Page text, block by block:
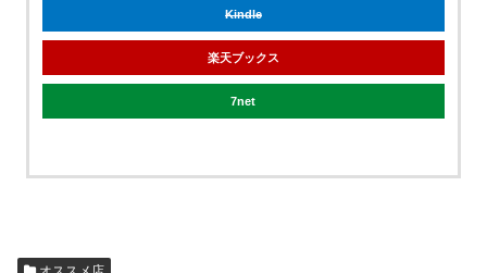
Kindle
楽天ブックス
7net